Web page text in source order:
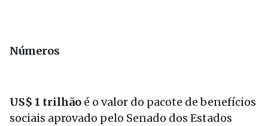
Números
US$ 1 trilhão é o valor do pacote de benefícios
sociais aprovado pelo Senado dos Estados